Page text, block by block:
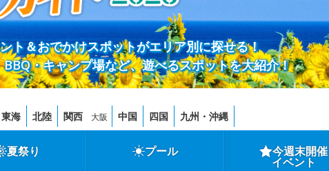
ト＆おでかけスポットがエリア別に探せる！
・キャンプ場など、遊べるスポットを大紹介！
東海 北陸 関西 大阪 中国 四国 九州・沖縄
夏祭り プール 今週末開催
イベント